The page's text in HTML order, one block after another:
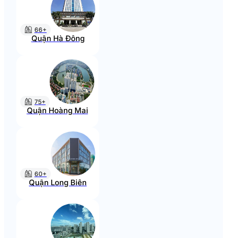
66+
Quận Hà Đông
75+
Quận Hoàng Mai
60+
Quận Long Biên